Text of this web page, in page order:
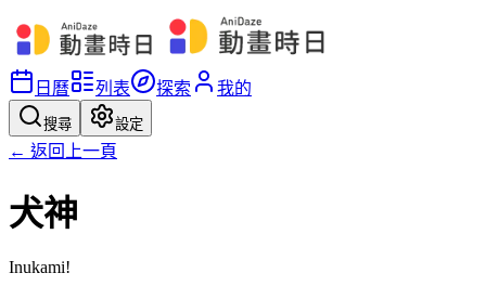
日曆 列表 探索 我的
搜尋 設定
← 返回上一頁
犬神
Inukami!